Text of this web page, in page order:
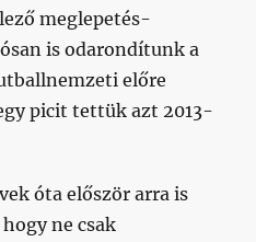
meglepetés-
is odarondítunk a
előre
picit tettük azt 2013-
óta először arra is
ne csak